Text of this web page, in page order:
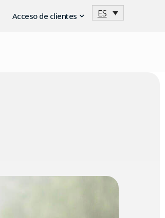
Acceso de clientes ES